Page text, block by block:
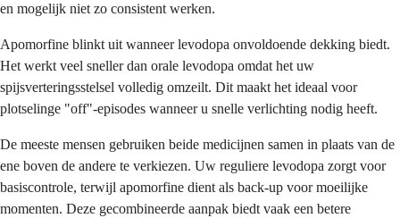
en mogelijk niet zo consistent werken.
Apomorfine blinkt uit wanneer levodopa onvoldoende dekking biedt.
Het werkt veel sneller dan orale levodopa omdat het uw
spijsverteringsstelsel volledig omzeilt. Dit maakt het ideaal voor
plotselinge "off"-episodes wanneer u snelle verlichting nodig heeft.
De meeste mensen gebruiken beide medicijnen samen in plaats van de
ene boven de andere te verkiezen. Uw reguliere levodopa zorgt voor
basiscontrole, terwijl apomorfine dient als back-up voor moeilijke
momenten. Deze gecombineerde aanpak biedt vaak een betere